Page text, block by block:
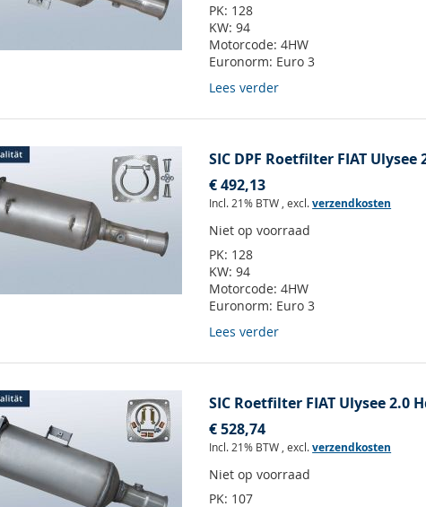
PK: 128
KW:94
Motorcode:4HW
Euronorm: Euro 3
Lees verder
SIC DPF Roetfilter FIAT Ulysee
€ 492,13
Incl. 21% BTW ,excl.verzendkosten
Niet op voorraad
PK: 128
KW:94
Motorcode:4HW
Euronorm: Euro 3
Lees verder
SIC Roetfilter FIAT Ulysee 2.0
€ 528,74
Incl. 21% BTW ,excl.verzendkosten
Niet op voorraad
PK: 107